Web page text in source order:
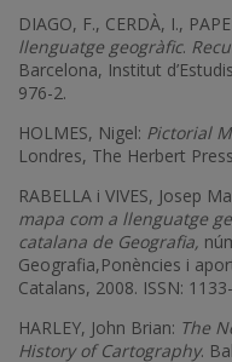
DIAGO, F., CERDÀ, I.,
llenguatge geogràfic.
Barcelona, Institut
976-2.
HOLMES, Nigel: Pictorial
Londres, The Herbert
RABELLA i VIVES, Josep
mapa com a llenguatge
catalana de Geografia,
Geografia,Ponències i
Catalans, 2008. ISSN:
HARLEY, John Brian: The
History of Cartography.